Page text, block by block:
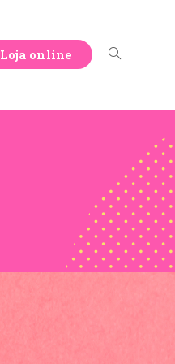
Loja online